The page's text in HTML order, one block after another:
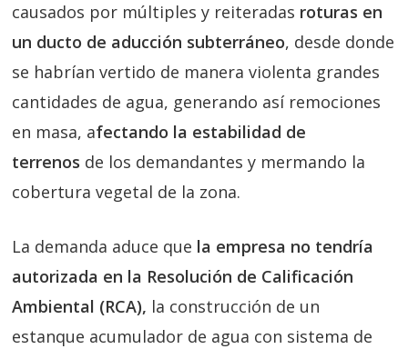
causados por múltiples y reiteradas roturas en
un ducto de aducción subterráneo, desde donde
se habrían vertido de manera violenta grandes
cantidades de agua, generando así remociones
en masa, afectando la estabilidad de
terrenos de los demandantes y mermando la
cobertura vegetal de la zona.
La demanda aduce que la empresa no tendría
autorizada en la Resolución de Calificación
Ambiental (RCA), la construcción de un
estanque acumulador de agua con sistema de